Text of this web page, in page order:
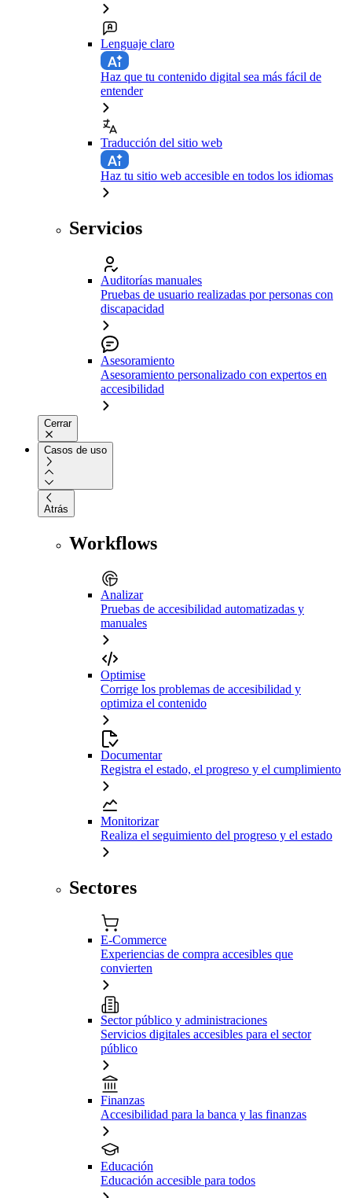
Lenguaje claro
Haz que tu contenido digital sea más fácil de
entender
Traducción del sitio web
Haz tu sitio web accesible en todos los idiomas
Servicios
Auditorías manuales
Pruebas de usuario realizadas por personas con
discapacidad
Asesoramiento
Asesoramiento personalizado con expertos en
accesibilidad
Cerrar
Casos de uso
Atrás
Workflows
Analizar
Pruebas de accesibilidad automatizadas y
manuales
Optimise
Corrige los problemas de accesibilidad y
optimiza el contenido
Documentar
Registra el estado, el progreso y el cumplimiento
Monitorizar
Realiza el seguimiento del progreso y el estado
Sectores
E-Commerce
Experiencias de compra accesibles que
convierten
Sector público y administraciones
Servicios digitales accesibles para el sector
público
Finanzas
Accesibilidad para la banca y las finanzas
Educación
Educación accesible para todos